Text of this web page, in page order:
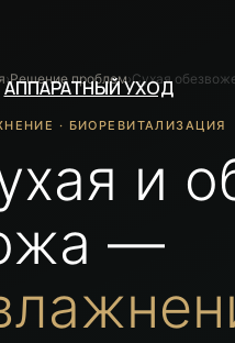
АППАРАТНЫЙ УХОД
›Решение проблем›Сухая
· БИОРЕВИТАЛИЗАЦИЯ
и
—